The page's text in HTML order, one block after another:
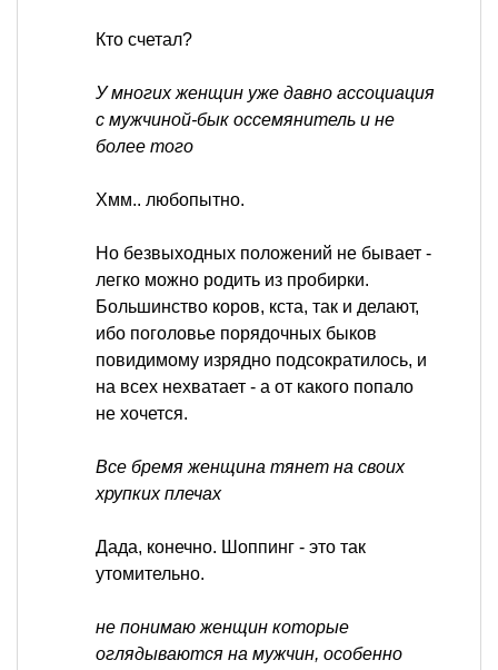
Кто счетал?
У многих женщин уже давно ассоциация
с мужчиной-бык оссемянитель и не
более того
Хмм.. любопытно.
Но безвыходных положений не бывает -
легко можно родить из пробирки.
Большинство коров, кста, так и делают,
ибо поголовье порядочных быков
повидимому изрядно подсократилось, и
на всех нехватает - а от какого попало
не хочется.
Все бремя женщина тянет на своих
хрупких плечах
Дада, конечно. Шоппинг - это так
утомительно.
не понимаю женщин которые
оглядываются на мужчин, особенно